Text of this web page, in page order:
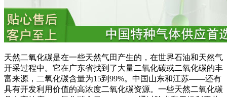
天然二氧化碳是在一些天然气田产生的，在世界石油和天然气
开采过程中。它在广东省找到了大量二氧化碳或二氧化碳的丰
富来源，二氧化碳含量为15到99%。中国山东和江苏——还有
具有开发利用价值的高浓度二氧化碳资源。一些天然二氧化碳